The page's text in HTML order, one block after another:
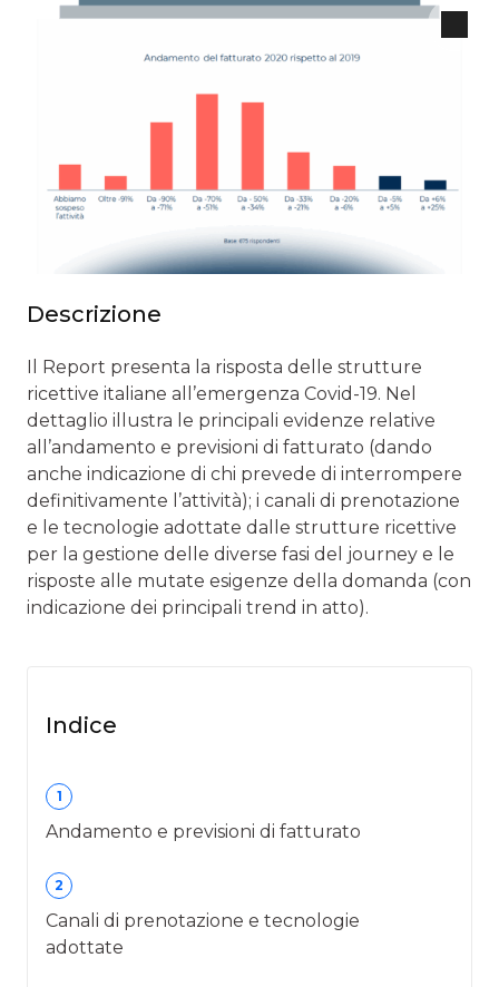
Descrizione
Il Report presenta la risposta delle strutture
ricettive italiane all’emergenza Covid-19. Nel
dettaglio illustra le principali evidenze relative
all’andamento e previsioni di fatturato (dando
anche indicazione di chi prevede di interrompere
definitivamente l’attività); i canali di prenotazione
e le tecnologie adottate dalle strutture ricettive
per la gestione delle diverse fasi del journey e le
risposte alle mutate esigenze della domanda (con
indicazione dei principali trend in atto).
Indice
1
Andamento e previsioni di fatturato
2
Canali di prenotazione e tecnologie
adottate